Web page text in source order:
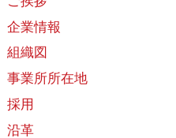
企業情報
組織図
事業所所在地
採用
沿革